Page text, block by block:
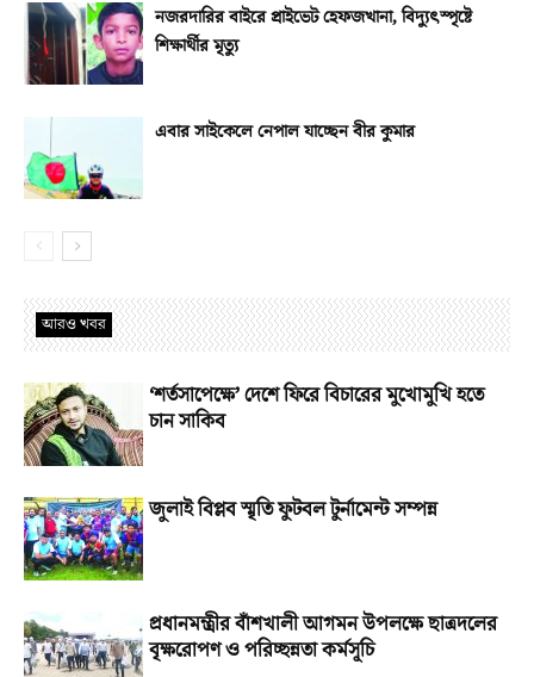
নজরদারির বাইরে প্রাইভেট হেফজখানা, বিদ্যুৎস্পৃষ্টে
শিক্ষার্থীর মৃত্যু
এবার সাইকেলে নেপাল যাচ্ছেন বীর কুমার
আরও খবর
‘শর্তসাপেক্ষে’ দেশে ফিরে বিচারের মুখোমুখি হতে
চান সাকিব
জুলাই বিপ্লব স্মৃতি ফুটবল টুর্নামেন্ট সম্পন্ন
প্রধানমন্ত্রীর বাঁশখালী আগমন উপলক্ষে ছাত্রদলের
বৃক্ষরোপণ ও পরিচ্ছন্নতা কর্মসূচি